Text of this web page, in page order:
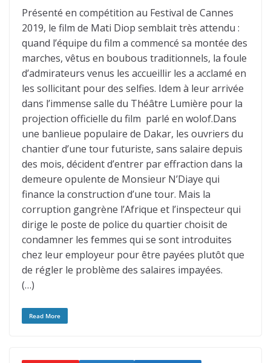
Présenté en compétition au Festival de Cannes
2019, le film de Mati Diop semblait très attendu :
quand l’équipe du film a commencé sa montée des
marches, vêtus en boubous traditionnels, la foule
d’admirateurs venus les accueillir les a acclamé en
les sollicitant pour des selfies. Idem à leur arrivée
dans l’immense salle du Théâtre Lumière pour la
projection officielle du film parlé en wolof.Dans
une banlieue populaire de Dakar, les ouvriers du
chantier d’une tour futuriste, sans salaire depuis
des mois, décident d’entrer par effraction dans la
demeure opulente de Monsieur N’Diaye qui
finance la construction d’une tour. Mais la
corruption gangrène l’Afrique et l’inspecteur qui
dirige le poste de police du quartier choisit de
condamner les femmes qui se sont introduites
chez leur employeur pour être payées plutôt que
de régler le problème des salaires impayées.
(…)
Read More